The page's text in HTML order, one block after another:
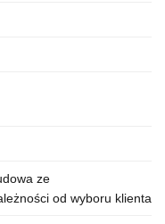
ze
od wyboru klienta